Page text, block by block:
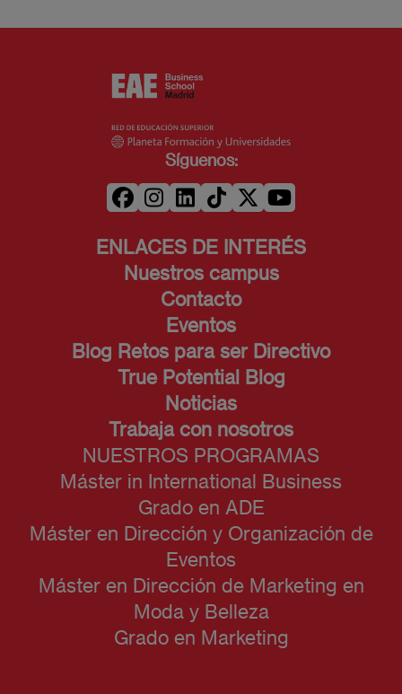
Síguenos:
ENLACES DE INTERÉS
Nuestros campus
Contacto
Eventos
Blog Retos para ser Directivo
True Potential Blog
Noticias
Trabaja con nosotros
NUESTROS PROGRAMAS
Máster in International Business
Grado en ADE
Máster en Dirección y Organización de
Eventos
Máster en Dirección de Marketing en
Moda y Belleza
Grado en Marketing